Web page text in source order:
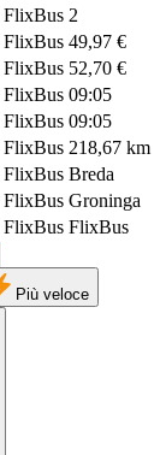
FlixBus 2
FlixBus 49,97 €
FlixBus 52,70 €
FlixBus 09:05
FlixBus 09:05
FlixBus 218,67 km
FlixBus Breda
FlixBus Groninga
FlixBus FlixBus
©CARTO
Più veloce